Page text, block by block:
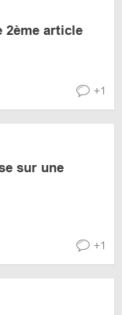
2ème article
+1
sur une
+1